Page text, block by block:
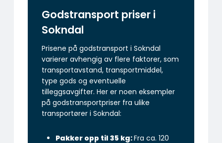
Godstransport priser i
Sokndal
Prisene på godstransport i Sokndal
varierer avhengig av flere faktorer, som
transportavstand, transportmiddel,
type gods og eventuelle
tilleggsavgifter. Her er noen eksempler
på godstransportpriser fra ulike
transportører i Sokndal:
Pakker opp til 35 kg:Fra ca. 120